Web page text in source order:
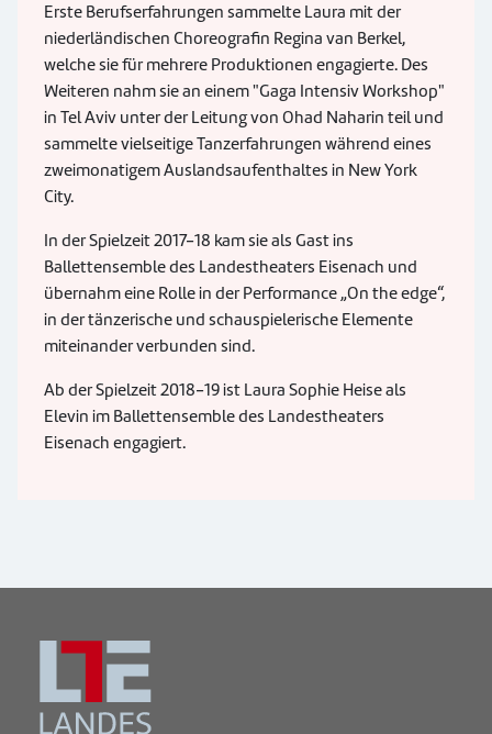
Erste Berufserfahrungen sammelte Laura mit der
niederländischen Choreografin Regina van Berkel,
welche sie für mehrere Produktionen engagierte. Des
Weiteren nahm sie an einem "Gaga Intensiv Workshop"
in Tel Aviv unter der Leitung von Ohad Naharin teil und
sammelte vielseitige Tanzerfahrungen während eines
zweimonatigem Auslandsaufenthaltes in New York
City.
In der Spielzeit 2017-18 kam sie als Gast ins
Ballettensemble des Landestheaters Eisenach und
übernahm eine Rolle in der Performance „On the edge“,
in der tänzerische und schauspielerische Elemente
miteinander verbunden sind.
Ab der Spielzeit 2018-19 ist Laura Sophie Heise als
Elevin im Ballettensemble des Landestheaters
Eisenach engagiert.